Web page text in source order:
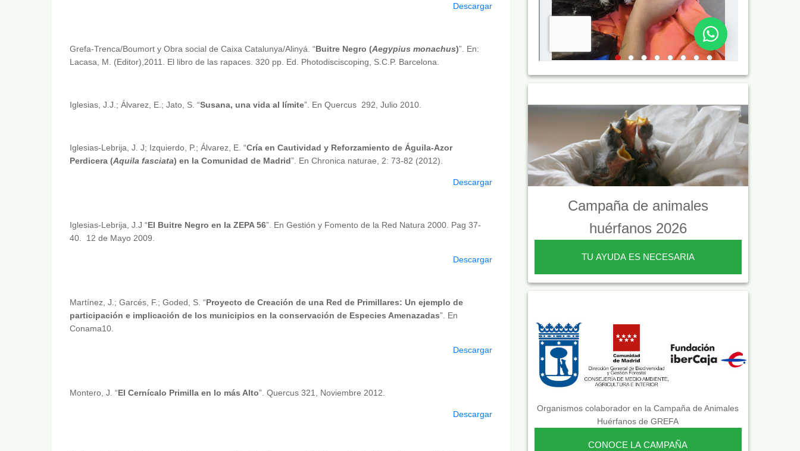
Descargar
Grefa-Trenca/Boumort y Obra social de Caixa Catalunya/Alinyá. “Buitre Negro (Aegypius monachus)”. En:
Lacasa, M. (Editor),2011. El libro de las rapaces. 320 pp. Ed. Photodisciscoping, S.C.P. Barcelona.
Iglesias, J.J.; Álvarez, E.; Jato, S. “Susana, una vida al límite”. En Quercus 292, Julio 2010.
Iglesias-Lebrija, J. J; Izquierdo, P.; Álvarez, E. “Cría en Cautividad y Reforzamiento de Águila-Azor
Perdicera (Aquila fasciata) en la Comunidad de Madrid”. En Chronica naturae, 2: 73-82 (2012).
Descargar
Iglesias-Lebrija, J.J “El Buitre Negro en la ZEPA 56”. En Gestión y Fomento de la Red Natura 2000. Pag 37-
40. 12 de Mayo 2009.
Descargar
Martínez, J.; Garcés, F.; Goded, S. “Proyecto de Creación de una Red de Primillares: Un ejemplo de
participación e implicación de los municipios en la conservación de Especies Amenazadas”. En
Conama10.
Descargar
Montero, J. “El Cernícalo Primilla en lo más Alto”. Quercus 321, Noviembre 2012.
Descargar
Campaña de animales
huérfanos 2026
TU AYUDA ES NECESARIA
Organismos colaborador en la Campaña de Animales
Huérfanos de GREFA
CONOCE LA CAMPAÑA